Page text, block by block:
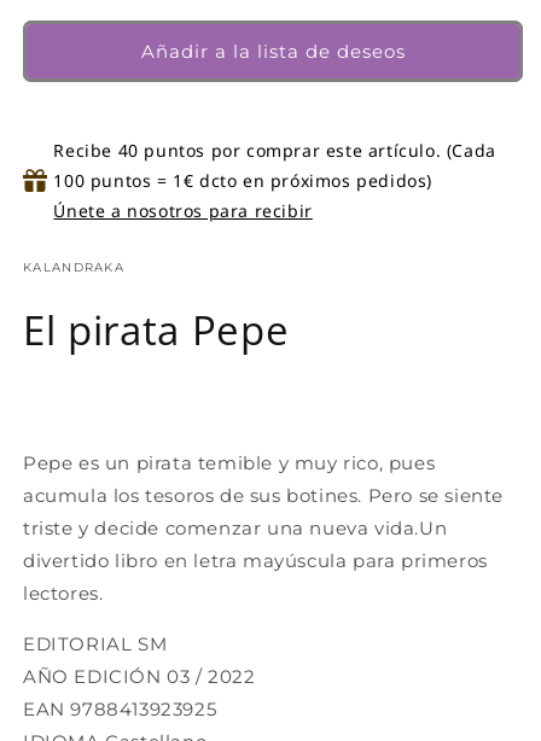
María
María
Añadir a la lista de deseos
Recibe 40 puntos por comprar este artículo. (Cada
100 puntos = 1€ dcto en próximos pedidos)
Únete a nosotros para recibir
KALANDRAKA
El pirata Pepe
Pepe es un pirata temible y muy rico, pues
acumula los tesoros de sus botines. Pero se siente
triste y decide comenzar una nueva vida.Un
divertido libro en letra mayúscula para primeros
lectores.
EDITORIAL SM
AÑO EDICIÓN03 / 2022
EAN9788413923925